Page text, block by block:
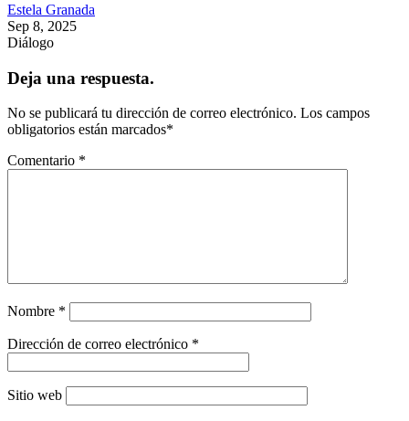
Estela Granada
Sep 8, 2025
Diálogo
Deja una respuesta.
No se publicará tu dirección de correo electrónico. Los campos
obligatorios están marcados*
Comentario *
Nombre *
Dirección de correo electrónico *
Sitio web